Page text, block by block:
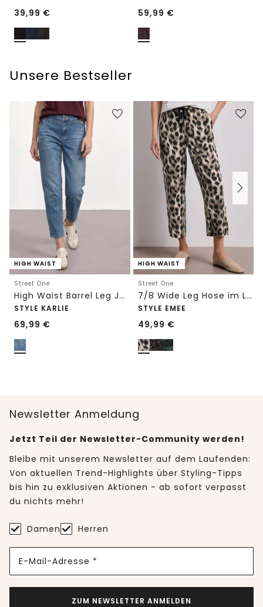
39,99 € 59,99 €
Unsere Bestseller
HIGH WAIST
Street One
High Waist Barrel Leg Jeans im Loose Fit
STYLE KARLIE
69,99 €
HIGH WAIST
Street One
7/8 Wide Leg Hose im Loose Fit mit Print
STYLE EMEE
49,99 €
Newsletter Anmeldung
Jetzt Teil der Newsletter-Community werden!
Bleibe mit unserem Newsletter auf dem Laufenden:
Von aktuellen Trend-Highlights über Styling-Tipps
bis hin zu exklusiven Aktionen - ab sofort verpasst
du nichts mehr!
Damen Herren
E-Mail-Adresse *
ZUM NEWSLETTER ANMELDEN